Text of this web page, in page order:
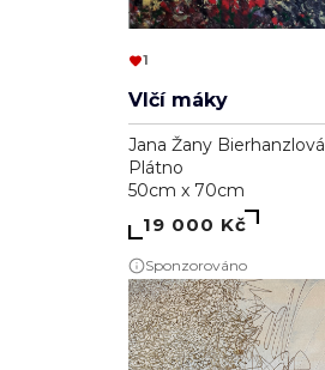
1
Vlčí máky
Jana Žany Bierhanzlová
Plátno
50cm x 70cm
19 000 Kč
Sponzorováno